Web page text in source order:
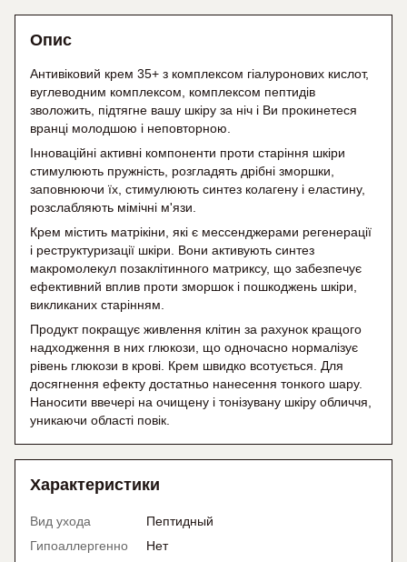
Опис
Антивіковий крем 35+ з комплексом гіалуронових кислот,
вуглеводним комплексом, комплексом пептидів
зволожить, підтягне вашу шкіру за ніч і Ви прокинетеся
вранці молодшою і неповторною.
Інноваційні активні компоненти проти старіння шкіри
стимулюють пружність, розгладять дрібні зморшки,
заповнюючи їх, стимулюють синтез колагену і еластину,
розслабляють мімічні м'язи.
Крем містить матрікіни, які є мессенджерами регенерації
і реструктуризації шкіри. Вони активують синтез
макромолекул позаклітинного матриксу, що забезпечує
ефективний вплив проти зморшок і пошкоджень шкіри,
викликаних старінням.
Продукт покращує живлення клітин за рахунок кращого
надходження в них глюкози, що одночасно нормалізує
рівень глюкози в крові. Крем швидко всотується. Для
досягнення ефекту достатньо нанесення тонкого шару.
Наносити ввечері на очищену і тонізувану шкіру обличчя,
уникаючи області повік.
Характеристики
Вид ухода
Пептидный
Гипоаллергенно
Нет